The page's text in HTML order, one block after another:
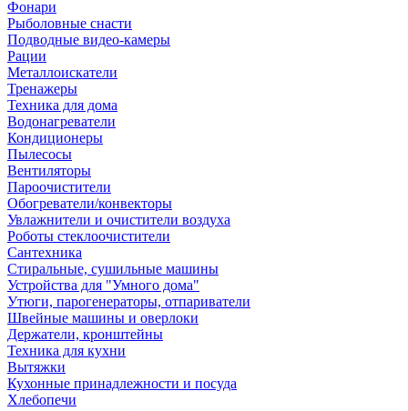
Фонари
Рыболовные снасти
Подводные видео-камеры
Рации
Металлоискатели
Тренажеры
Техника для дома
Водонагреватели
Кондиционеры
Пылесосы
Вентиляторы
Пароочистители
Обогреватели/конвекторы
Увлажнители и очистители воздуха
Роботы стеклоочистители
Сантехника
Стиральные, сушильные машины
Устройства для "Умного дома"
Утюги, парогенераторы, отпариватели
Швейные машины и оверлоки
Держатели, кронштейны
Техника для кухни
Вытяжки
Кухонные принадлежности и посуда
Хлебопечи